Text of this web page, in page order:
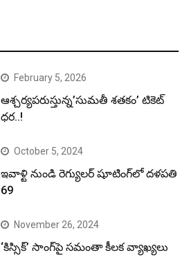
February 5, 2026
ఆశ్చర్యపరుస్తున్న’సుమతీ శతకం’ టికెట్
ధర..!
October 5, 2024
ఇవాళ్టి నుండి రెగ్యులర్ షూటింగ్‌లో దళపతి
69
November 26, 2024
‘కిస్సిక్’ సాంగ్‌పై సమంతా కీలక వ్యాఖ్యలు